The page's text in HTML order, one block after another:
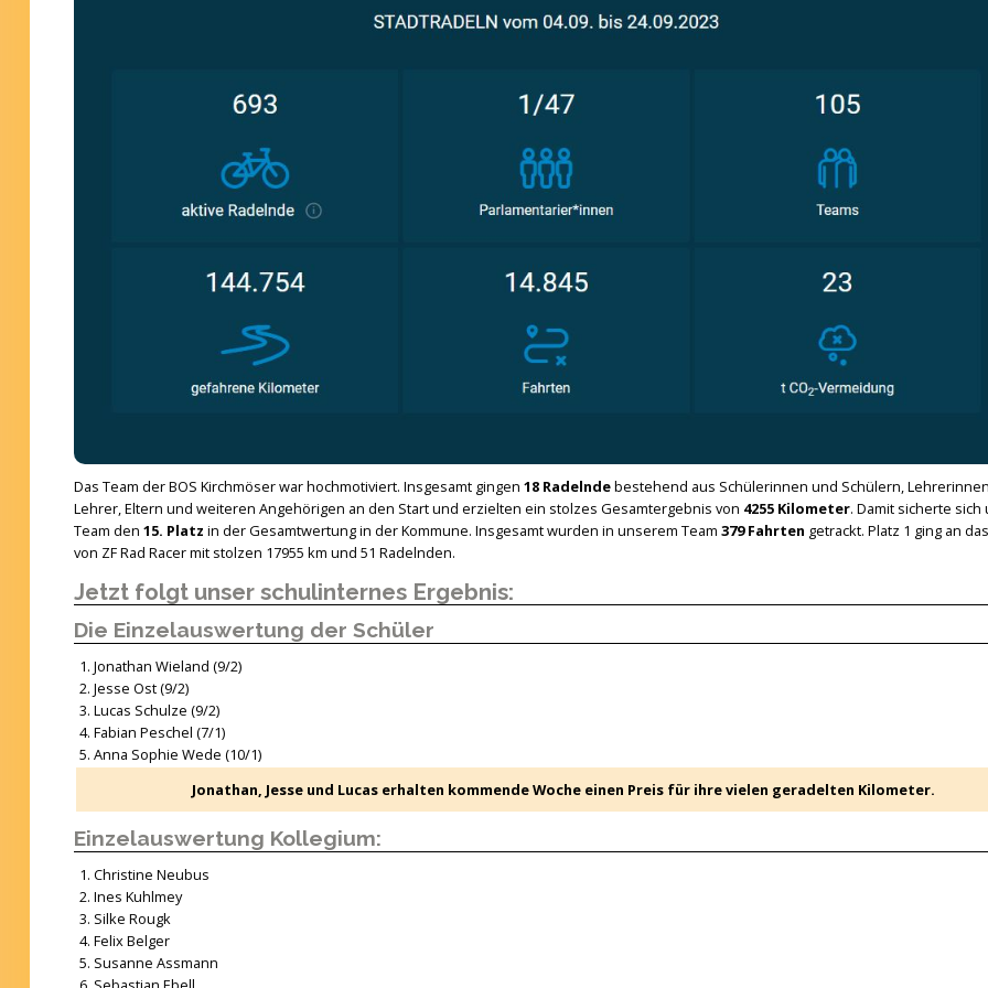
Das Team der BOS Kirchmöser war hochmotiviert. Insgesamt gingen 18 Radelndebestehend aus Schülerinnen und Schülern,
Lehrer, Eltern und weiteren Angehörigen an den Start und erzielten ein stolzes Gesamtergebnis von 4255 Kilometer. Damit sicherte sich
Team den 15. Platz in der Gesamtwertung in der Kommune. Insgesamt wurden in unserem Team 379 Fahrten getrackt. Platz 1 ging an
von ZF Rad Racer mit stolzen 17955 km und 51 Radelnden.
Jetzt folgt unser schulinternes Ergebnis:
Die Einzelauswertung der Schüler
Jonathan Wieland (9/2)
Jesse Ost (9/2)
Lucas Schulze (9/2)
Fabian Peschel (7/1)
Anna Sophie Wede (10/1)
Jonathan, Jesse und Lucas erhalten kommende Woche einen Preis für ihre vielen geradelten Kilometer.
Einzelauswertung Kollegium:
Christine Neubus
Ines Kuhlmey
Silke Rougk
Felix Belger
Susanne Assmann